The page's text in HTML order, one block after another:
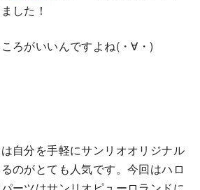
した！
ろがいいんですよね(・∀・)
自分を手軽にサンリオオリジナル
のがとても人気です。今回はハロ